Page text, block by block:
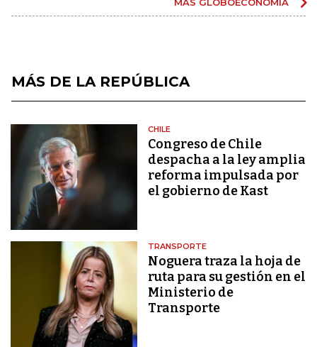
MÁS DE LA REPÚBLICA
CHILE
Congreso de Chile
despacha a la ley amplia
reforma impulsada por
el gobierno de Kast
TRANSPORTE
Noguera traza la hoja de
ruta para su gestión en el
Ministerio de
Transporte